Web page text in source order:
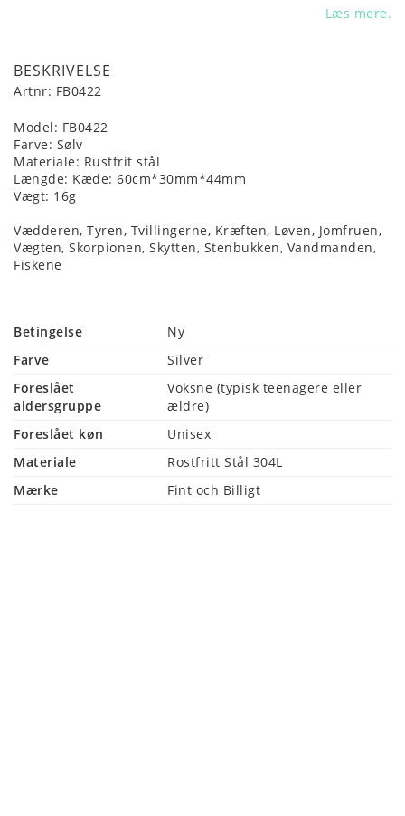
Læs mere.
BESKRIVELSE
Artnr: FB0422
Model: FB0422
Farve: Sølv
Materiale: Rustfrit stål
Længde: Kæde: 60cm*30mm*44mm
Vægt: 16g
Vædderen, Tyren, Tvillingerne, Kræften, Løven, Jomfruen,
Vægten, Skorpionen, Skytten, Stenbukken, Vandmanden,
Fiskene
Betingelse
Ny
Farve
Silver
Foreslået
aldersgruppe
Voksne (typisk teenagere eller
ældre)
Foreslået køn
Unisex
Materiale
Rostfritt Stål 304L
Mærke
Fint och Billigt